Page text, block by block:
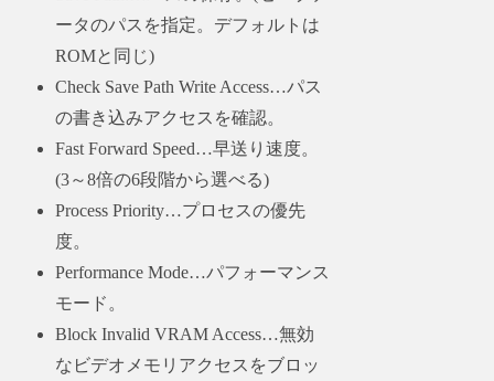
ータのパスを指定。デフォルトは
ROMと同じ)
Check Save Path Write Access…パス
の書き込みアクセスを確認。
Fast Forward Speed…早送り速度。
(3～8倍の6段階から選べる)
Process Priority…プロセスの優先
度。
Performance Mode…パフォーマンス
モード。
Block Invalid VRAM Access…無効
なビデオメモリアクセスをブロッ